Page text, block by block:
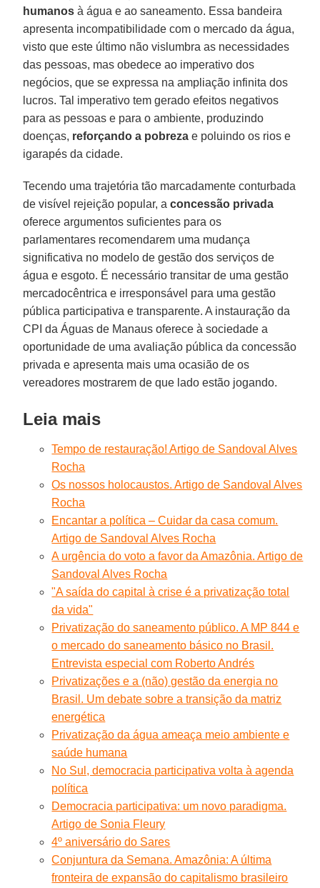
humanos à água e ao saneamento. Essa bandeira
apresenta incompatibilidade com o mercado da água,
visto que este último não vislumbra as necessidades
das pessoas, mas obedece ao imperativo dos
negócios, que se expressa na ampliação infinita dos
lucros. Tal imperativo tem gerado efeitos negativos
para as pessoas e para o ambiente, produzindo
doenças, reforçando a pobreza e poluindo os rios e
igarapés da cidade.
Tecendo uma trajetória tão marcadamente conturbada
de visível rejeição popular, aconcessão privada
oferece argumentos suficientes para os
parlamentares recomendarem uma mudança
significativa no modelo de gestão dos serviços de
água e esgoto. É necessário transitar de uma gestão
mercadocêntrica e irresponsável para uma gestão
pública participativa e transparente. A instauração da
CPI da Águas de Manaus oferece à sociedade a
oportunidade de uma avaliação pública da concessão
privada e apresenta mais uma ocasião de os
vereadores mostrarem de que lado estão jogando.
Leia mais
Tempo de restauração! Artigo de Sandoval Alves
Rocha
Os nossos holocaustos. Artigo de Sandoval Alves
Rocha
Encantar a política – Cuidar da casa comum.
Artigo de Sandoval Alves Rocha
A urgência do voto a favor da Amazônia. Artigo de
Sandoval Alves Rocha
"A saída do capital à crise é a privatização total
da vida"
Privatização do saneamento público. A MP 844 e
o mercado do saneamento básico no Brasil.
Entrevista especial com Roberto Andrés
Privatizações e a (não) gestão da energia no
Brasil. Um debate sobre a transição da matriz
energética
Privatização da água ameaça meio ambiente e
saúde humana
No Sul, democracia participativa volta à agenda
política
Democracia participativa: um novo paradigma.
Artigo de Sonia Fleury
4º aniversário do Sares
Conjuntura da Semana. Amazônia: A última
fronteira de expansão do capitalismo brasileiro